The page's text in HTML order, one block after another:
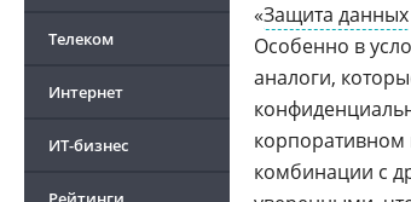
Телеком
Интернет
ИТ-бизнес
«Защита данных
Особенно в
аналоги,
корпоративном
комбинации с